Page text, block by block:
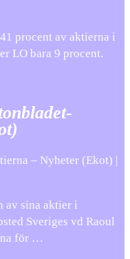
procent av aktierna i
LO bara 9 procent.
– Nyheter (Ekot) |
av sina aktier i
Sveriges vd Raoul
för …